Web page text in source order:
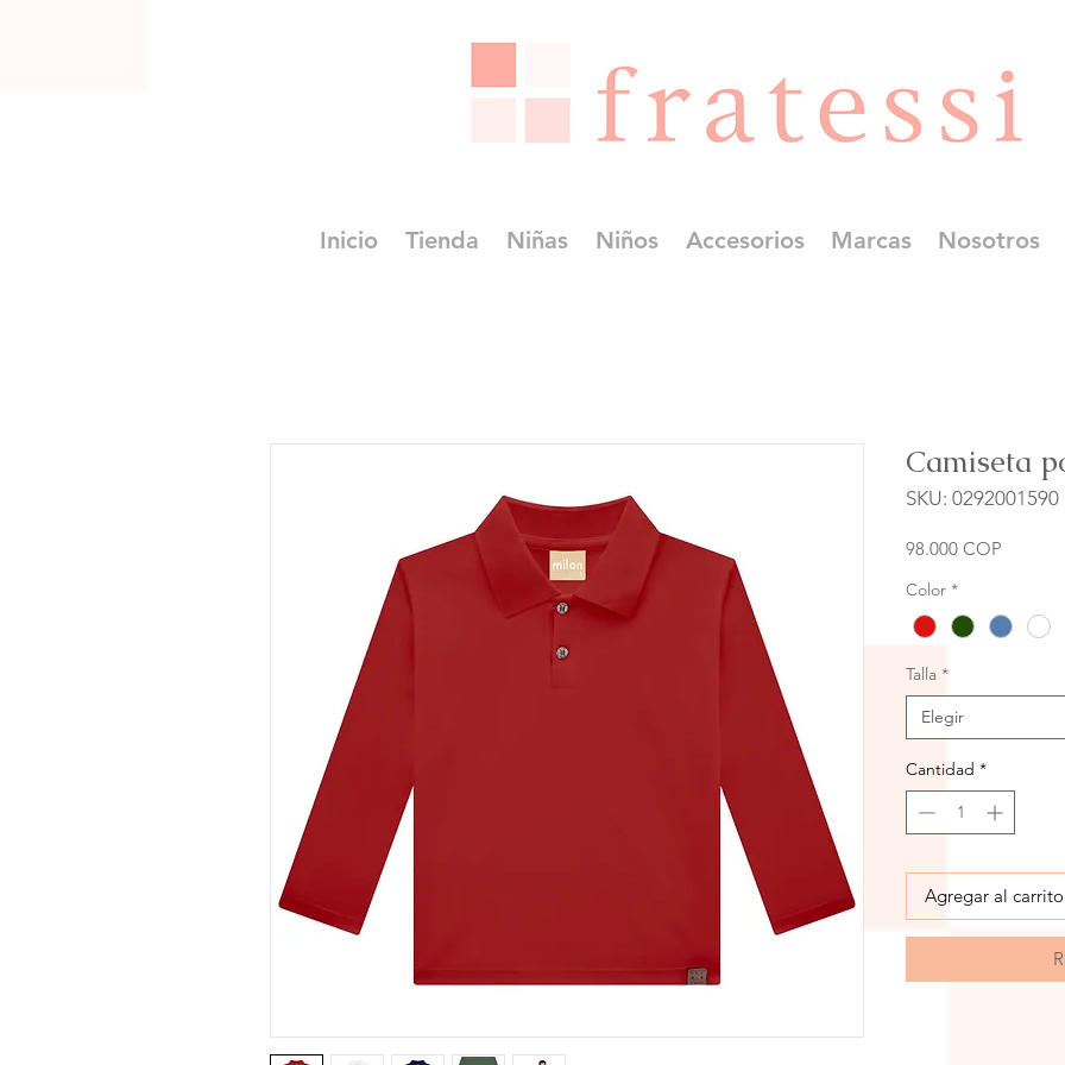
Inicio Tienda Niñas Niños Accesorios Marcas Nosotros
Camiseta
SKU: 0292001590
98.000 COP
Color *
Talla *
Elegir
Cantidad *
Agregar al carrito